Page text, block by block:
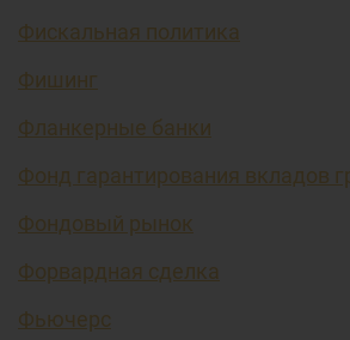
Фискальная политика
Фишинг
Фланкерные банки
Фонд гарантирования вкладов
Фондовый рынок
Форвардная сделка
Фьючерс